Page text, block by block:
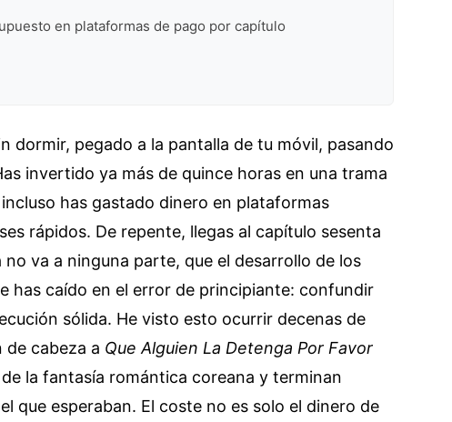
en plataformas de pago por capítulo
dormir, pegado a la pantalla de tu móvil, pasando
invertido ya más de quince horas en una trama
has gastado dinero en plataformas
rápidos. De repente, llegas al capítulo sesenta
va a ninguna parte, que el desarrollo de los
has caído en el error de principiante: confundir
sólida. He visto esto ocurrir decenas de
de cabeza a Que Alguien La Detenga Por Favor
la fantasía romántica coreana y terminan
que esperaban. El coste no es solo el dinero de